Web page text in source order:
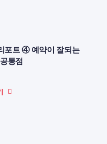
포트 ④ 예약이 잘되는
통점